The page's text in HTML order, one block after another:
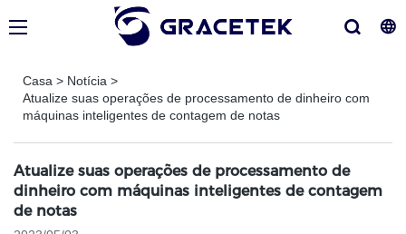
Casa > Notícia >
Atualize suas operações de processamento de dinheiro com
máquinas inteligentes de contagem de notas
Atualize suas operações de processamento de
dinheiro com máquinas inteligentes de contagem
de notas